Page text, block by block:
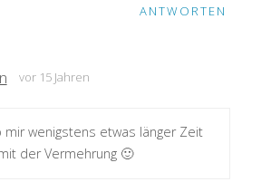
ANTWORTEN
vor 15 Jahren
mir wenigstens etwas länger Zeit
der Vermehrung 🙂